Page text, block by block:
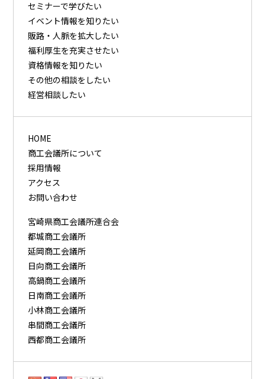
セミナーで学びたい
イベント情報を知りたい
販路・⼈脈を拡⼤したい
福利厚⽣を充実させたい
資格情報を知りたい
その他の相談をしたい
経営相談したい
HOME
商工会議所について
採用情報
アクセス
お問い合わせ
宮崎県商工会議所連合会
都城商工会議所
延岡商工会議所
日向商工会議所
高鍋商工会議所
日南商工会議所
小林商工会議所
串間商工会議所
西都商工会議所